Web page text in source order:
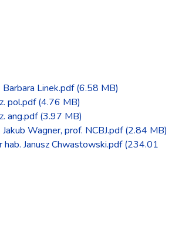
Linek.pdf(6.58 MB)
pol.pdf(4.76 MB)
ang.pdf(3.97 MB)
Wagner, prof. NCBJ.pdf(2.84 MB)
hab. Janusz Chwastowski.pdf(234.01